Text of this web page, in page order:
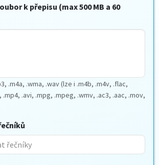
k přepisu (max 500 MB a 60
.m4a, .wma, .wav (lze i .m4b, .m4v, .flac,
.avi, .mpg, .mpeg, .wmv, .ac3, .aac, .mov,